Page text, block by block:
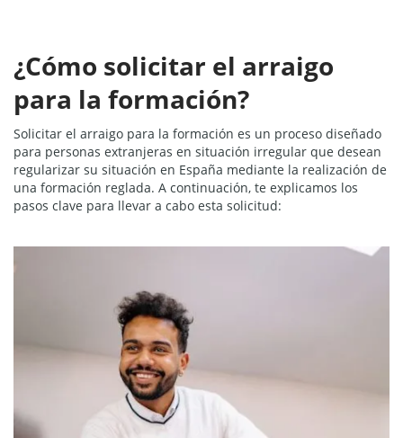
¿Cómo solicitar el arraigo
para la formación?
Solicitar el arraigo para la formación es un proceso diseñado
para personas extranjeras en situación irregular que desean
regularizar su situación en España mediante la realización de
una formación reglada. A continuación, te explicamos los
pasos clave para llevar a cabo esta solicitud: